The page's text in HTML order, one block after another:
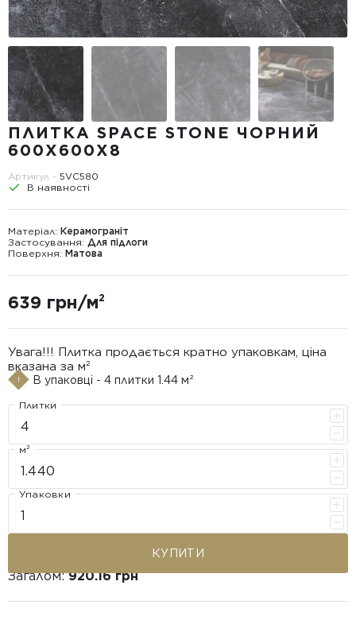
ПЛИТКА SPACE STONE ЧОРНИЙ
600X600X8
Артикул - 5VС580
В наявності
Матеріал: Керамограніт
Застосування: Для підлоги
Поверхня: Матова
639 грн/м²
Увага!!! Плитка продається кратно упаковкам, ціна
вказана за м²
В упаковці - 4 плитки 1.44 м²
Плитки
м²
Упаковки
КУПИТИ
Загалом:920.16 грн